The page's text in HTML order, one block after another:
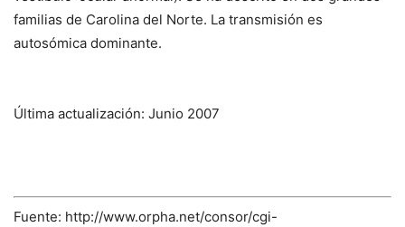
familias de Carolina del Norte. La transmisión es
autosómica dominante.
Última actualización: Junio 2007
Fuente: http://www.orpha.net/consor/cgi-